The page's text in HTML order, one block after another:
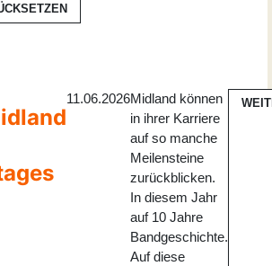
11.06.2026Midland können
in ihrer Karriere
auf so manche
Meilensteine
zurückblicken.
In diesem Jahr
auf 10 Jahre
Bandgeschichte.
Auf diese